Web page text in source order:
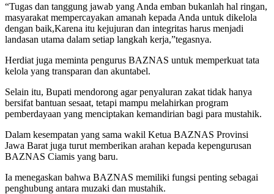
“Tugas dan tanggung jawab yang Anda emban bukanlah hal ringan,
masyarakat mempercayakan amanah kepada Anda untuk dikelola
dengan baik,Karena itu kejujuran dan integritas harus menjadi
landasan utama dalam setiap langkah kerja,”tegasnya.
Herdiat juga meminta pengurus BAZNAS untuk memperkuat tata
kelola yang transparan dan akuntabel.
Selain itu, Bupati mendorong agar penyaluran zakat tidak hanya
bersifat bantuan sesaat, tetapi mampu melahirkan program
pemberdayaan yang menciptakan kemandirian bagi para mustahik.
Dalam kesempatan yang sama wakil Ketua BAZNAS Provinsi
Jawa Barat juga turut memberikan arahan kepada kepengurusan
BAZNAS Ciamis yang baru.
Ia menegaskan bahwa BAZNAS memiliki fungsi penting sebagai
penghubung antara muzaki dan mustahik.